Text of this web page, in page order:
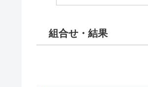
組合せ・結果